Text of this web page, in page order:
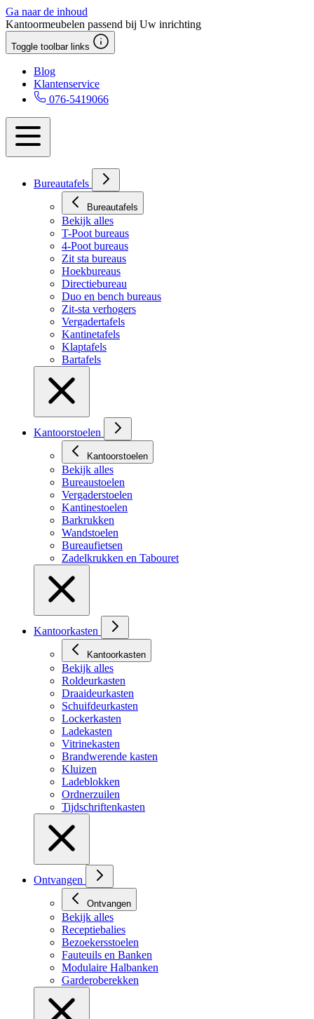
Ga naar de inhoud
Kantoormeubelen passend bij Uw inrichting
Toggle toolbar links
Blog
Klantenservice
076-5419066
Bureautafels
Bureautafels
Bekijk alles
T-Poot bureaus
4-Poot bureaus
Zit sta bureaus
Hoekbureaus
Directiebureau
Duo en bench bureaus
Zit-sta verhogers
Vergadertafels
Kantinetafels
Klaptafels
Bartafels
Kantoorstoelen
Kantoorstoelen
Bekijk alles
Bureaustoelen
Vergaderstoelen
Kantinestoelen
Barkrukken
Wandstoelen
Bureaufietsen
Zadelkrukken en Tabouret
Kantoorkasten
Kantoorkasten
Bekijk alles
Roldeurkasten
Draaideurkasten
Schuifdeurkasten
Lockerkasten
Ladekasten
Vitrinekasten
Brandwerende kasten
Kluizen
Ladeblokken
Ordnerzuilen
Tijdschriftenkasten
Ontvangen
Ontvangen
Bekijk alles
Receptiebalies
Bezoekersstoelen
Fauteuils en Banken
Modulaire Halbanken
Garderoberekken